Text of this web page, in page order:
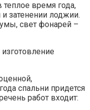
время года,
и затенении лоджии.
свет фонарей –
спальни придется
работ входит: